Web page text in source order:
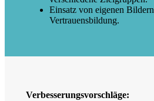
Einsatz von eigenen
Vertrauensbildung.
Verbesserungsvorschläge: